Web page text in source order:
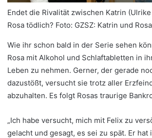
Endet die Rivalität zwischen Katrin
Rosa tödlich? Foto: GZSZ: Katrin und Rosa
Wie ihr schon bald in der Serie sehen
Rosa mit Alkohol und Schlaftabletten in
Leben zu nehmen. Gerner, der gerade
dazustößt, versucht sie trotz aller
abzuhalten. Es folgt Rosas traurige
„Ich habe versucht, mich mit Felix zu
gelacht und gesagt, es sei zu spät. Er hat